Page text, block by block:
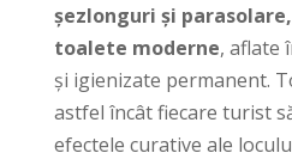
șezlonguri și
toalete moderne, aflate
și igienizate permanent.
astfel încât fiecare turist
efectele curative ale